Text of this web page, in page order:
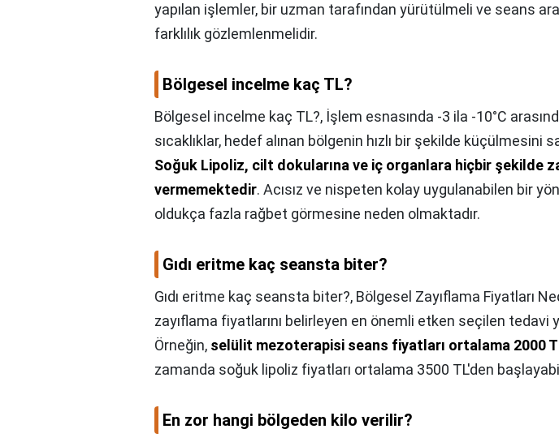
yapılan işlemler, bir uzman tarafından yürütülmeli ve seans
farklılık gözlemlenmelidir.
Bölgesel incelme kaç TL?
Bölgesel incelme kaç TL?, İşlem esnasında -3 ila -10°C
sıcaklıklar, hedef alınan bölgenin hızlı bir şekilde küçülmesini
Soğuk Lipoliz, cilt dokularına ve iç organlara hiçbir şekilde
vermemektedir. Acısız ve nispeten kolay uygulanabilen bir
oldukça fazla rağbet görmesine neden olmaktadır.
Gıdı eritme kaç seansta biter?
Gıdı eritme kaç seansta biter?, Bölgesel Zayıflama Fiyatları
zayıflama fiyatlarını belirleyen en önemli etken seçilen tedavi
Örneğin, selülit mezoterapisi seans fiyatları ortalama 2000
zamanda soğuk lipoliz fiyatları ortalama 3500 TL'den
En zor hangi bölgeden kilo verilir?